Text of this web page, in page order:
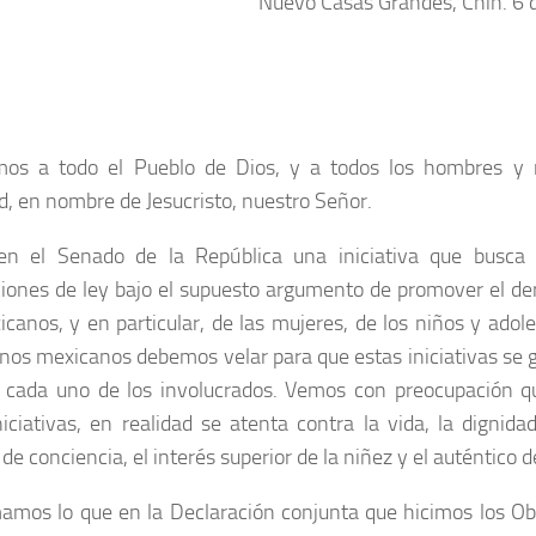
a todo el Pueblo de Dios, y a todos los hombres y
en nombre de Jesucristo, nuestro Señor.
el Senado de la República una iniciativa que busca
de ley bajo el supuesto argumento de promover el
y en particular, de las mujeres, de los niños y
mexicanos debemos velar para que estas iniciativas se
uno de los involucrados. Vemos con preocupación
en realidad se atenta contra la vida, la
conciencia, el interés superior de la niñez y el auténtico
lo que en la Declaración conjunta que hicimos los